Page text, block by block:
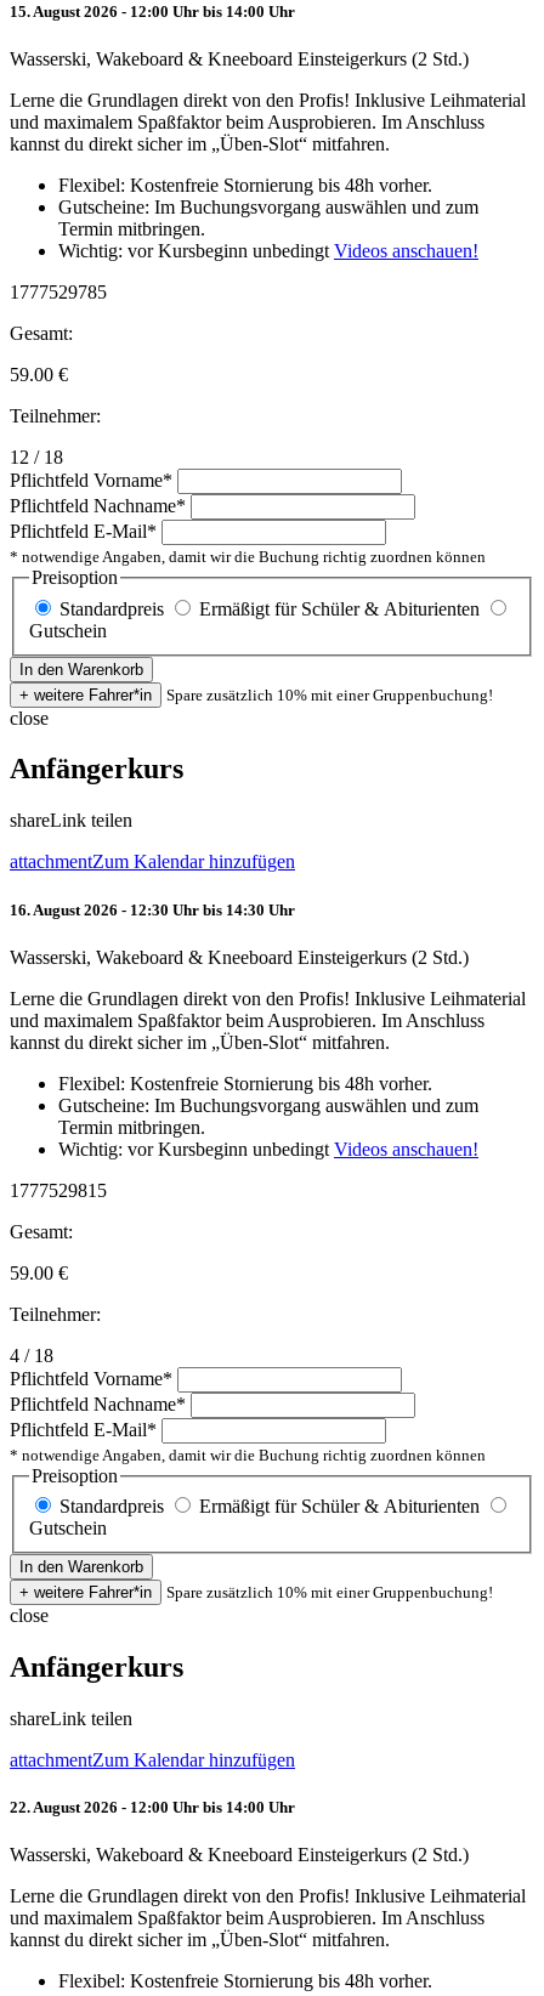
15. August 2026 - 12:00 Uhr bis 14:00 Uhr
Wasserski, Wakeboard & Kneeboard Einsteigerkurs (2 Std.)
Lerne die Grundlagen direkt von den Profis! Inklusive Leihmaterial
und maximalem Spaßfaktor beim Ausprobieren. Im Anschluss
kannst du direkt sicher im „Üben-Slot“ mitfahren.
Flexibel: Kostenfreie Stornierung bis 48h vorher.
Gutscheine: Im Buchungsvorgang auswählen und zum
Termin mitbringen.
Wichtig: vor Kursbeginn unbedingt Videos anschauen!
1777529785
Gesamt:
59.00 €
Teilnehmer:
12 / 18
Pflichtfeld Vorname*
Pflichtfeld Nachname*
Pflichtfeld E-Mail*
* notwendige Angaben, damit wir die Buchung richtig zuordnen können
Preisoption
Standardpreis
Ermäßigt für Schüler & Abiturienten
Gutschein
Spare zusätzlich 10% mit einer Gruppenbuchung!
close
Anfängerkurs
shareLink teilen
attachmentZum Kalendar hinzufügen
16. August 2026 - 12:30 Uhr bis 14:30 Uhr
Wasserski, Wakeboard & Kneeboard Einsteigerkurs (2 Std.)
Lerne die Grundlagen direkt von den Profis! Inklusive Leihmaterial
und maximalem Spaßfaktor beim Ausprobieren. Im Anschluss
kannst du direkt sicher im „Üben-Slot“ mitfahren.
Flexibel: Kostenfreie Stornierung bis 48h vorher.
Gutscheine: Im Buchungsvorgang auswählen und zum
Termin mitbringen.
Wichtig: vor Kursbeginn unbedingt Videos anschauen!
1777529815
Gesamt:
59.00 €
Teilnehmer:
4 / 18
Pflichtfeld Vorname*
Pflichtfeld Nachname*
Pflichtfeld E-Mail*
* notwendige Angaben, damit wir die Buchung richtig zuordnen können
Preisoption
Standardpreis
Ermäßigt für Schüler & Abiturienten
Gutschein
Spare zusätzlich 10% mit einer Gruppenbuchung!
close
Anfängerkurs
shareLink teilen
attachmentZum Kalendar hinzufügen
22. August 2026 - 12:00 Uhr bis 14:00 Uhr
Wasserski, Wakeboard & Kneeboard Einsteigerkurs (2 Std.)
Lerne die Grundlagen direkt von den Profis! Inklusive Leihmaterial
und maximalem Spaßfaktor beim Ausprobieren. Im Anschluss
kannst du direkt sicher im „Üben-Slot“ mitfahren.
Flexibel: Kostenfreie Stornierung bis 48h vorher.